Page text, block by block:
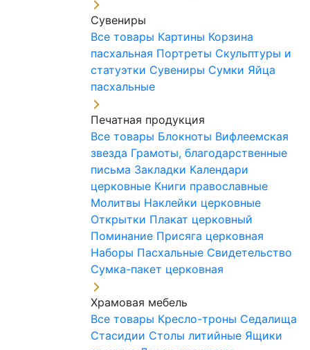
Сувениры
Все товары Картины Корзина
пасхальная Портреты Скульптуры и
статуэтки Сувениры Сумки Яйца
пасхальные
Печатная продукция
Все товары Блокноты Вифлеемская
звезда Грамоты, благодарственные
письма Закладки Календари
церковные Книги православные
Молитвы Наклейки церковные
Открытки Плакат церковный
Поминание Присяга церковная
Наборы Пасхальные Свидетельство
Сумка-пакет церковная
Храмовая мебель
Все товары Кресло-троны Седалища
Стасидии Столы литийные Ящики